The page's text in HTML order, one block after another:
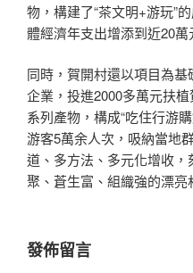
物，構建了“茶文明+游玩”
體經濟年支出增添到近20萬
同時，賀開村還以項目為
企業，投進2000多萬元扶
系列產物，構成“吃住行游
游客5萬余人次，吸納當地
道、多方法、多元化增收
聚、蒼生富、組織強的漂亮
發佈留言